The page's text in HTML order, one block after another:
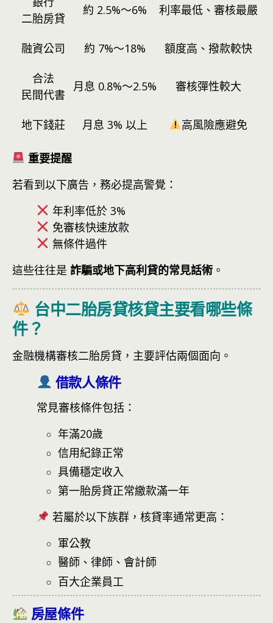
二胎房貸
約 2.5%～6% 利率最低、審核最嚴
融資公司 約 7%～18% 額度高、撥款較快
合法
民間代書
月息 0.8%～2.5% 審核彈性較大
地下錢莊 月息 3% 以上 高風險應避免
重要提醒
若看到以下廣告，務必提高警覺：
年利率低於 3%
免審核快速放款
無條件過件
這些往往是 詐騙或地下高利貸的常見話術 。
台中二胎房貸核貸主要看哪些條
件？
金融機構審核二胎房貸，主要評估兩個面向。
借款人條件
常見審核條件包括：
年滿20歲
信用紀錄正常
具備穩定收入
第一胎房貸正常繳款滿一年
若屬於以下族群，核貸率通常更高：
軍公教
醫師、律師、會計師
百大企業員工
房屋條件